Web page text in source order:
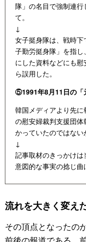
隊」の名目で強制連
て。
↓
女子挺身隊は、戦時
子勤労挺身隊」を指
にした資料などにも
ら誤用した。
⑤1991年8月11日の
韓国メディアより先
の慰安婦裁判支援団
かっていたのではない
↓
記事取材のきっかけは
意図的な事実の捻じ曲
流れを大きく変え
その頂点となったの
前後の報道である。